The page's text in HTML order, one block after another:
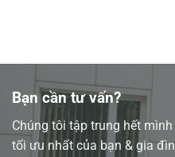
Bạn cần tư vấn?
Chúng tôi tập trung hết
tối ưu nhất của bạn & gia